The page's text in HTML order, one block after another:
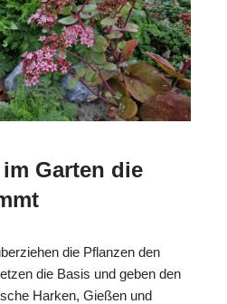
Garten die
die Pflanzen den
die Basis und geben den
Harken, Gießen und